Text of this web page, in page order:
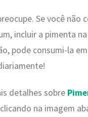
Se você não
incluir a pimenta
pode consumi-la
detalhes sobre
clicando na imagem